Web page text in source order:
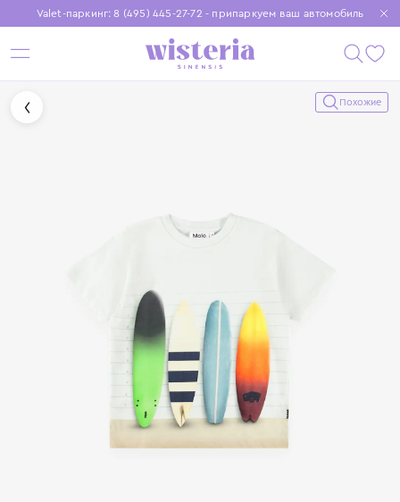
Valet-паркинг: 8 (495) 445-27-72 - припаркуем ваш автомобиль
Бесплатная доставка при заказе от 15 000 ₽
Установите приложение, чтобы покупки были еще удобнее
Похожие